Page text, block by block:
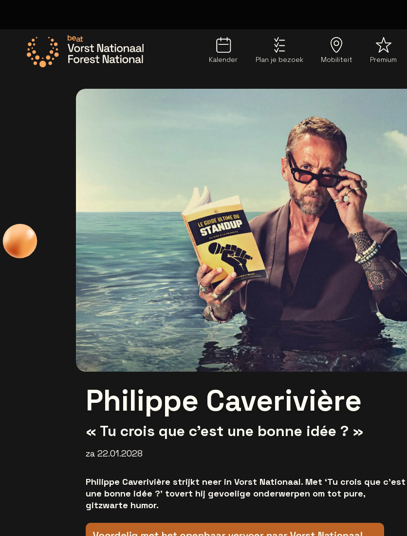
Kalender Plan je bezoek Mobiliteit Premium
Philippe Caverivière
« Tu crois que c’est une bonne idée ? »
za 22.01.2028
Philippe Caverivière strijkt neer in Vorst Nationaal. Met ‘Tu crois que c’est
une bonne idée ?’ tovert hij gevoelige onderwerpen om tot pure,
gitzwarte humor.